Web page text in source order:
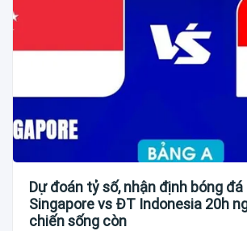
Dự đoán tỷ số, nhận định bóng
Singapore vs ĐT Indonesia 20h
chiến sống còn